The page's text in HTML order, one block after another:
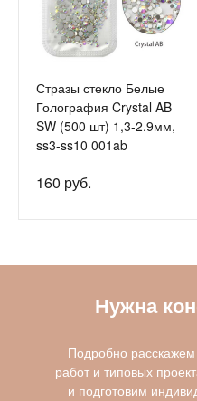
Стразы стекло Белые
Голография Crystal AB
SW (500 шт) 1,3-2.9мм,
ss3-ss10 001ab
160 руб.
Нужна
Подробно
работ и типовых
и подготовим